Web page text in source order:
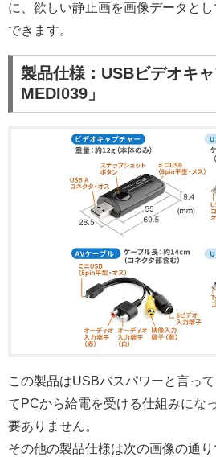
に、欲しい静止画を画像データと
できます。
製品仕様：USBビデオキ
MEDI039」
この製品はUSBバスパワーと言っ
てPCから給電を受ける仕組みにな
要ありません。
その他の製品仕様は次の画像の通り